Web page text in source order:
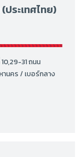
ระเทศไทย)
31 ถนน
านคร / เบอร์กลาง